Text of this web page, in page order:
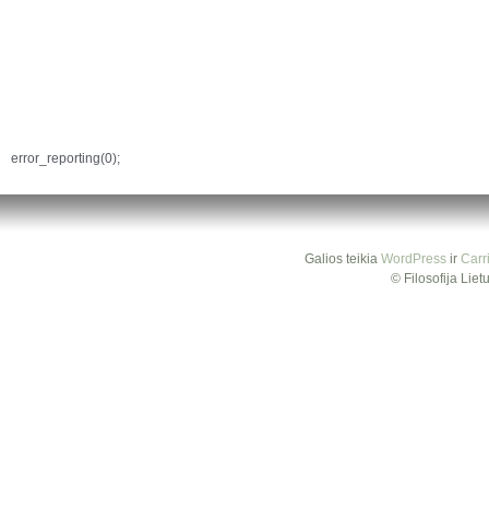
error_reporting(0);
Galios teikia WordPressir
© Filosofija